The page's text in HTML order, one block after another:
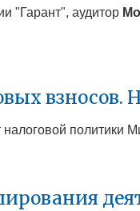
"Гарант", аудитор
взносов.
политики